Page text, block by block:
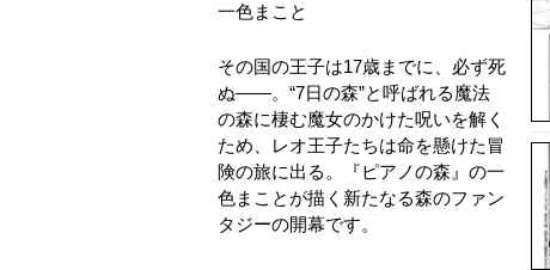
一色まこと
その国の王子は17歳までに、必ず死
ぬ——。“7日の森”と呼ばれる魔法
の森に棲む魔女のかけた呪いを解く
ため、レオ王子たちは命を懸けた冒
険の旅に出る。『ピアノの森』の一
色まことが描く新たなる森のファン
タジーの開幕です。